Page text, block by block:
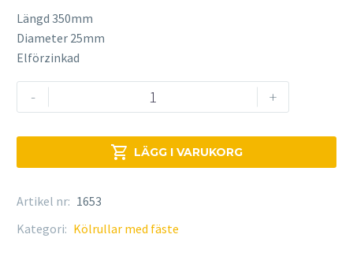
Längd 350mm
Diameter 25mm
Elförzinkad
-
-
mm,
25
mm
+
 LÄGG I VARUKORG
Artikel nr: 1653
Kategori: Kölrullar med fäste